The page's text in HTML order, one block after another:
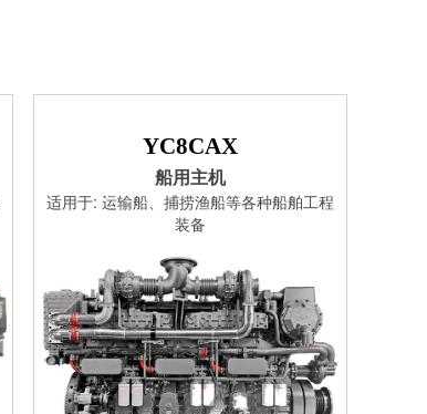
YC8CAX
船用主机
适用于: 运输船、捕捞渔船等各种船舶工程
装备